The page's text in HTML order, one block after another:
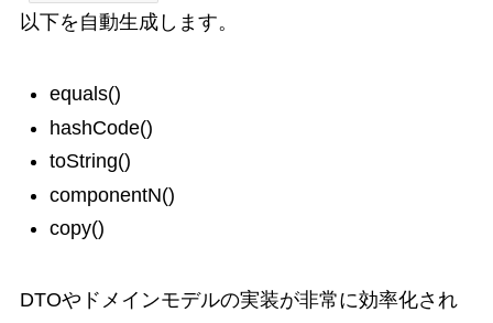
以下を自動生成します。
equals()
hashCode()
toString()
componentN()
copy()
DTOやドメインモデルの実装が非常に効率化され